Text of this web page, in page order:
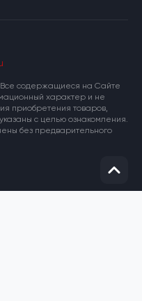
Все содержащиеся на Сайте
характер и не
приобретения товаров,
с целью ознакомления.
без предварительного